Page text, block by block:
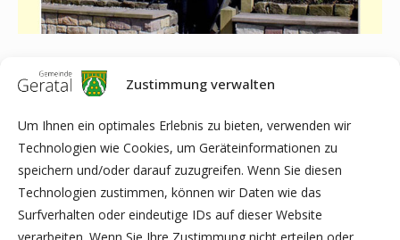
Zustimmung verwalten
Um Ihnen ein optimales Erlebnis zu bieten, verwenden wir
Technologien wie Cookies, um Geräteinformationen zu
speichern und/oder darauf zuzugreifen. Wenn Sie diesen
Technologien zustimmen, können wir Daten wie das
Surfverhalten oder eindeutige IDs auf dieser Website
Wir freuen uns auf neue Sängerinnen und Sänger, gern auch
aus anderen Gemeinden, welche mit uns gemeinsam singen
Die Chorproben für den Chor „Best Agers“ finden immer am
Montag um 19:30 Uhr in Geraberg (ehemalige Schieferschule),
für den Kinderchor immer am Mittwoch um 18:30 Uhr in dem
Haus der Musik in Geraberg (Arlesberger Kreisel) und für den